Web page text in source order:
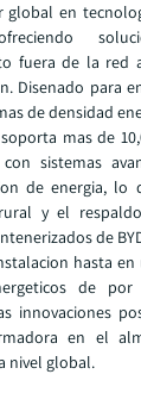
global en
fuera de la red
Disenado para
de densidad
mas de
sistemas
de energia, lo
y el
de
hasta
de
innovaciones
en el
nivel global.